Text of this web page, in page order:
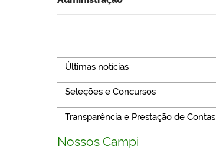
Últimas notícias
Seleções e Concursos
Transparência e Prestação de Contas
Nossos Campi